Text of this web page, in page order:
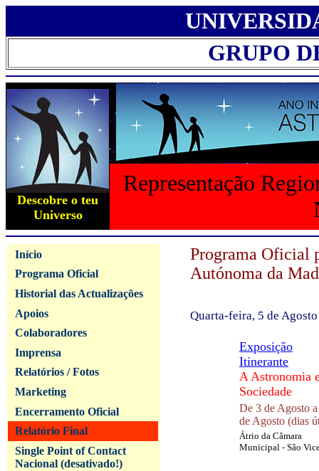
GRUPO
Descobre o teu
Universo
Representação
Início
Programa Oficial
Historial das Actualizações
Apoios
Colaboradores
Imprensa
Relatórios / Fotos
Marketing
Encerramento Oficial
Relatório Final
Single Point of Contact
Nacional (desativado!)
Programa Oficial
Autónoma da
Quarta-feira, 5 de
Exposição
Itinerante
A Astronomia
Sociedade
De 3 de Agosto
de Agosto (dias
Átrio da Câmara
Municipal - São